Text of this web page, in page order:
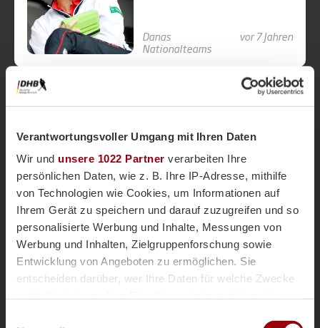
Verantwortungsvoller Umgang mit Ihren Daten
Wir und unsere 1022 Partner verarbeiten Ihre
persönlichen Daten, wie z. B. Ihre IP-Adresse, mithilfe
von Technologien wie Cookies, um Informationen auf
Ihrem Gerät zu speichern und darauf zuzugreifen und so
personalisierte Werbung und Inhalte, Messungen von
Werbung und Inhalten, Zielgruppenforschung sowie
Entwicklung von Angeboten zu ermöglichen. Sie
entscheiden darüber, wer Ihre Daten für welche Zwecke
Danas
Nationalteams
vor 7 Jahren
1x WM-Silber, 2x WM-
Bronze
Sportentwicklung
Seniorenhockey
Masters